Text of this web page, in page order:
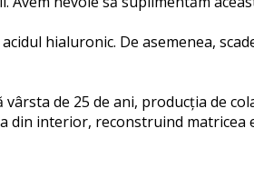
hialuronic. De asemenea,
de 25 de ani, producția de
din interior, reconstruind